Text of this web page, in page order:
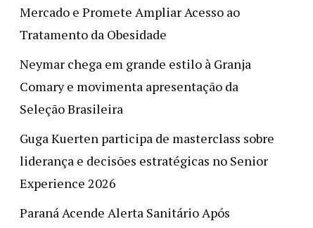
Mercado e Promete Ampliar Acesso ao
Tratamento da Obesidade
Neymar chega em grande estilo à Granja
Comary e movimenta apresentação da
Seleção Brasileira
Guga Kuerten participa de masterclass sobre
liderança e decisões estratégicas no Senior
Experience 2026
Paraná Acende Alerta Sanitário Após